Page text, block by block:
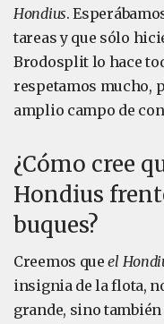
Hondius.
tareas y que sólo
Brodosplit lo hace
respetamos mucho,
amplio campo de
¿Cómo cree
Hondius
buques?
Creemos queel
insignia de la flota,
grande, sino